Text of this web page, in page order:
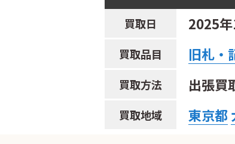
買取日
2025
買取品目 旧札・
買取方法 出張買
買取地域 東京都